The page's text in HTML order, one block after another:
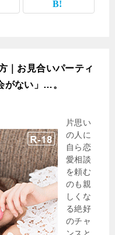
｜お見合いパーティ
がない」…。
片思い
の人に
自ら恋
愛相談
を頼む
のも親
しくな
る絶好
のチャ